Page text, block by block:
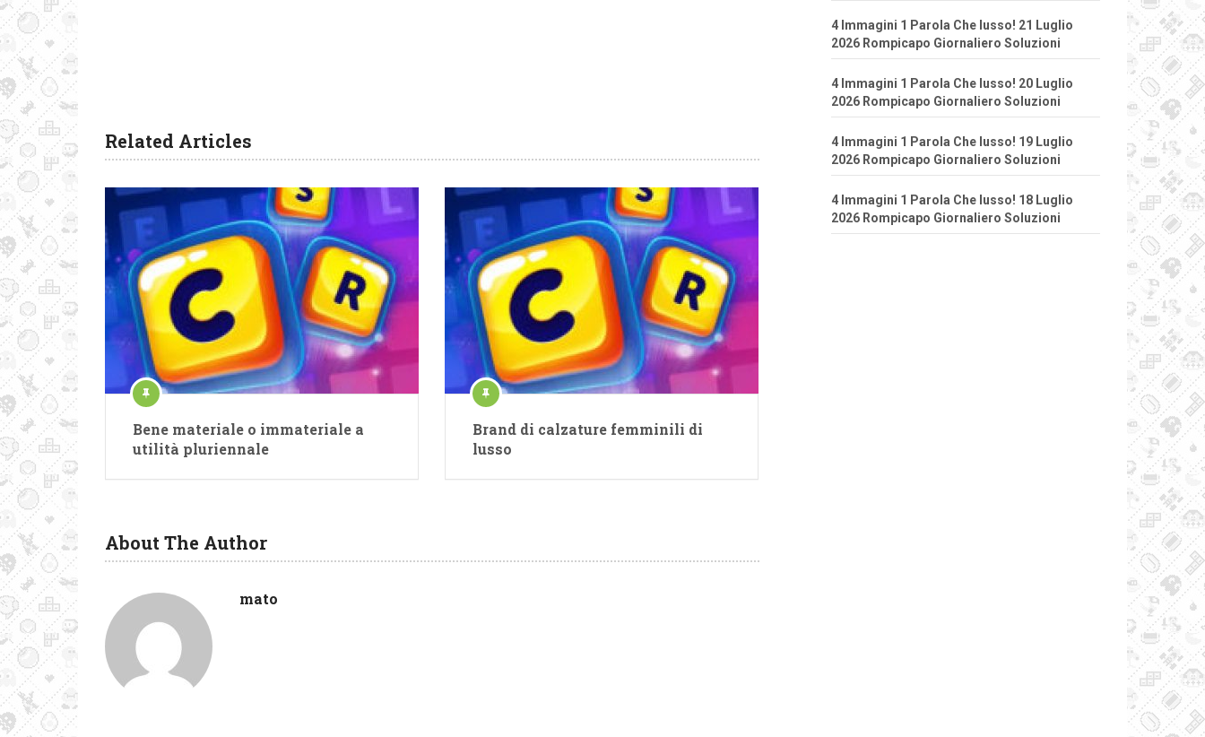
Related Articles
Bene materiale o immateriale a
utilità pluriennale
Brand di calzature femminili di
lusso
About The Author
mato
4 Immagini 1 Parola Che lusso! 21 Luglio
2026 Rompicapo Giornaliero Soluzioni
4 Immagini 1 Parola Che lusso! 20 Luglio
2026 Rompicapo Giornaliero Soluzioni
4 Immagini 1 Parola Che lusso! 19 Luglio
2026 Rompicapo Giornaliero Soluzioni
4 Immagini 1 Parola Che lusso! 18 Luglio
2026 Rompicapo Giornaliero Soluzioni